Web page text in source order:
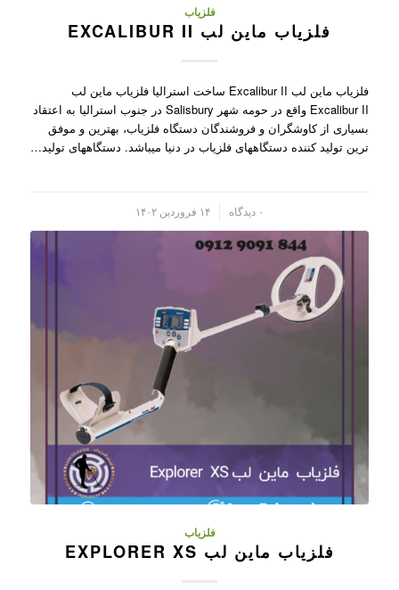
فلزیاب
فلزیاب ماین لب EXCALIBUR II
فلزیاب ماین لب Excalibur II ساخت استرالیا فلزیاب ماین لب
Excalibur II واقع در حومه شهر Salisbury در جنوب استرالیا به اعتقاد
بسیاری از کاوشگران و فروشندگان دستگاه فلزیاب، بهترین و موفق
ترین تولید کننده دستگاههای فلزیاب در دنیا میباشد. دستگاههای تولید…
۰ دیدگاه ۱۴ فروردین ۱۴۰۲
فلزیاب
فلزیاب ماین لب EXPLORER XS